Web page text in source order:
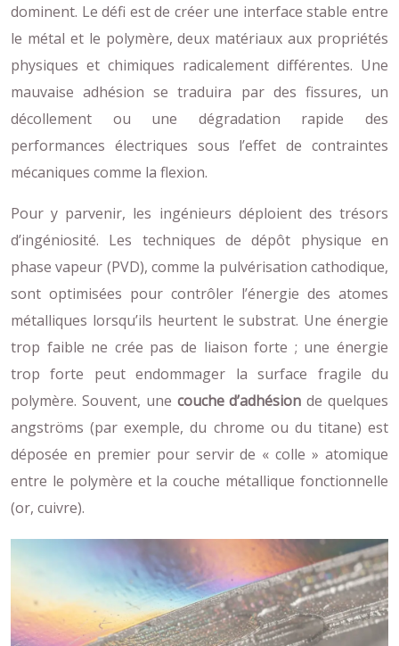
dominent. Le défi est de créer une interface stable entre
le métal et le polymère, deux matériaux aux propriétés
physiques et chimiques radicalement différentes. Une
mauvaise adhésion se traduira par des fissures, un
décollement ou une dégradation rapide des
performances électriques sous l’effet de contraintes
mécaniques comme la flexion.
Pour y parvenir, les ingénieurs déploient des trésors
d’ingéniosité. Les techniques de dépôt physique en
phase vapeur (PVD), comme la pulvérisation cathodique,
sont optimisées pour contrôler l’énergie des atomes
métalliques lorsqu’ils heurtent le substrat. Une énergie
trop faible ne crée pas de liaison forte ; une énergie
trop forte peut endommager la surface fragile du
polymère. Souvent, une couche d’adhésion de quelques
angströms (par exemple, du chrome ou du titane) est
déposée en premier pour servir de « colle » atomique
entre le polymère et la couche métallique fonctionnelle
(or, cuivre).